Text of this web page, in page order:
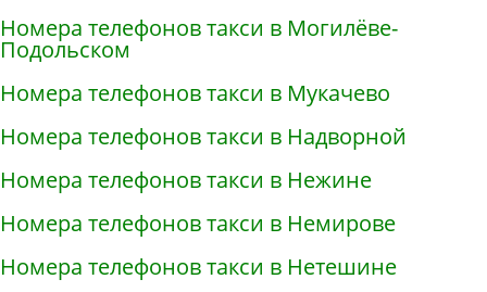
Номера телефонов такси в Могилёве-
Подольском
Номера телефонов такси в Мукачево
Номера телефонов такси в Надворной
Номера телефонов такси в Нежине
Номера телефонов такси в Немирове
Номера телефонов такси в Нетешине